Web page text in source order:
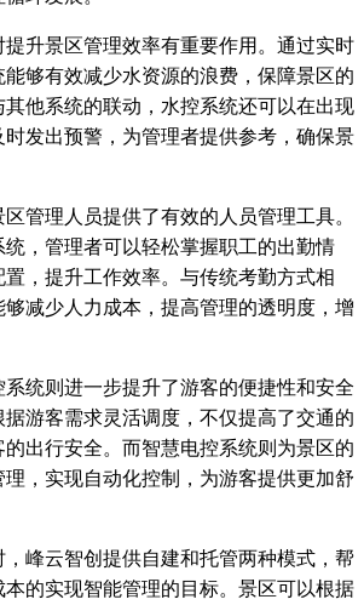
升景区管理效率有重要作用。通过实时
够有效减少水资源的浪费，保障景区的
他系统的联动，水控系统还可以在出现
发出预警，为管理者提供参考，确保景
管理人员提供了有效的人员管理工具。
，管理者可以轻松掌握职工的出勤情
，提升工作效率。与传统考勤方式相
够减少人力成本，提高管理的透明度，增
统则进一步提升了游客的便捷性和安全
游客需求灵活调度，不仅提高了交通的
出行安全。而智慧电控系统则为景区的
，实现自动化控制，为游客提供更加舒
峰云智创提供自建和托管两种模式，帮
本的实现智能管理的目标。景区可以根据